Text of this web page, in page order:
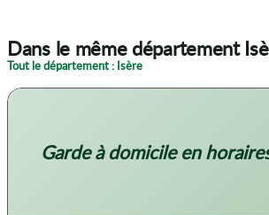
Dans le même département
Tout le département : Isère
Garde à domicile en